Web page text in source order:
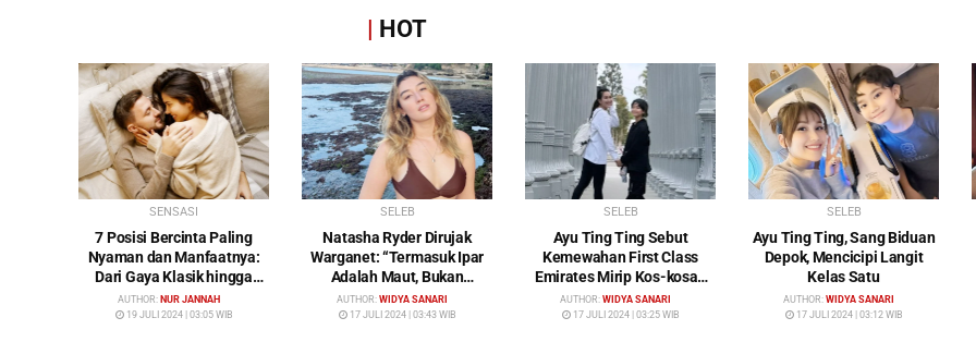
| HOT
SENSASI
7 Posisi Bercinta Paling
Nyaman dan Manfaatnya:
Dari Gaya Klasik hingga
Gunting
AUTHOR: NUR JANNAH
19 JULI 2024 | 03:05 WIB
SELEB
Natasha Ryder Dirujak
Warganet: “Termasuk Ipar
Adalah Maut, Bukan
Mendamaikan Malah
Menyiram Bensin”
AUTHOR: WIDYA SANARI
17 JULI 2024 | 03:43 WIB
SELEB
Ayu Ting Ting Sebut
Kemewahan First Class
Emirates Mirip Kos-kosan
Mewah
AUTHOR: WIDYA SANARI
17 JULI 2024 | 03:25 WIB
SELEB
Ayu Ting Ting, Sang Biduan
Depok, Mencicipi Langit
Kelas Satu
AUTHOR: WIDYA SANARI
17 JULI 2024 | 03:12 WIB